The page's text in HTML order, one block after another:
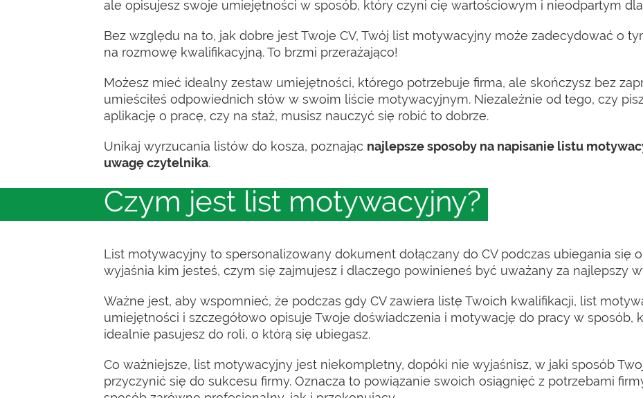
ale opisujesz swoje umiejętności w sposób, który czyni cię wartościowym i nieodpartym
Bez względu na to, jak dobre jest Twoje CV, Twój list motywacyjny może zadecydować o
na rozmowę kwalifikacyjną. To brzmi przerażająco!
Możesz mieć idealny zestaw umiejętności, którego potrzebuje firma, ale skończysz bez
umieściłeś odpowiednich słów w swoim liście motywacyjnym. Niezależnie od tego, czy
aplikację o pracę, czy na staż, musisz nauczyć się robić to dobrze.
Unikaj wyrzucania listów do kosza, poznając najlepsze sposoby na napisanie listu
uwagę czytelnika.
Czym jest list motywacyjny?
List motywacyjny to spersonalizowany dokument dołączany do CV podczas ubiegania się
wyjaśnia kim jesteś, czym się zajmujesz i dlaczego powinieneś być uważany za najlepszy
Ważne jest, aby wspomnieć, że podczas gdy CV zawiera listę Twoich kwalifikacji, list
umiejętności i szczegółowo opisuje Twoje doświadczenia i motywację do pracy w sposób,
idealnie pasujesz do roli, o którą się ubiegasz.
Co ważniejsze, list motywacyjny jest niekompletny, dopóki nie wyjaśnisz, w jaki sposób
przyczynić się do sukcesu firmy. Oznacza to powiązanie swoich osiągnięć z potrzebami